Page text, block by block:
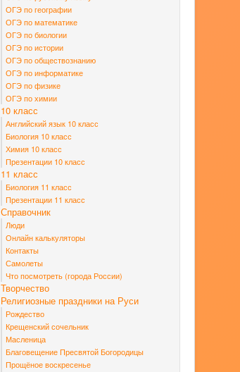
ОГЭ по географии
ОГЭ по математике
ОГЭ по биологии
ОГЭ по истории
ОГЭ по обществознанию
ОГЭ по информатике
ОГЭ по физике
ОГЭ по химии
10 класс
Английский язык 10 класс
Биология 10 класс
Химия 10 класс
Презентации 10 класс
11 класс
Биология 11 класс
Презентации 11 класс
Справочник
Люди
Онлайн калькуляторы
Контакты
Самолеты
Что посмотреть (города России)
Творчество
Религиозные праздники на Руси
Рождество
Крещенский сочельник
Масленица
Благовещение Пресвятой Богородицы
Прощёное воскресенье